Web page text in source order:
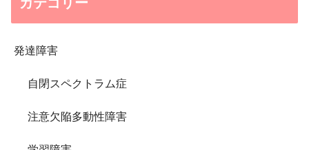
発達障害
自閉スペクトラム症
注意欠陥多動性障害